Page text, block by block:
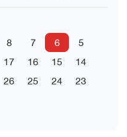
5
6
7
8
14
15
16
17
23
24
25
26